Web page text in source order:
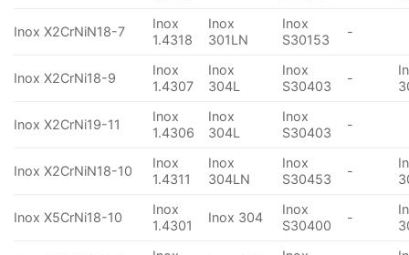
Inox X2CrNiN18-7
Inox
1.4318
Inox
301LN
Inox
S30153
-
Inox X2CrNi18-9
Inox
1.4307
Inox
304L
Inox
S30403
-
Inox X2CrNi19-11
Inox
1.4306
Inox
304L
Inox
S30403
-
Inox X2CrNiN18-10
Inox
1.4311
Inox
304LN
Inox
S30453
-
Inox X5CrNi18-10
Inox
1.4301
Inox 304
Inox
S30400
-